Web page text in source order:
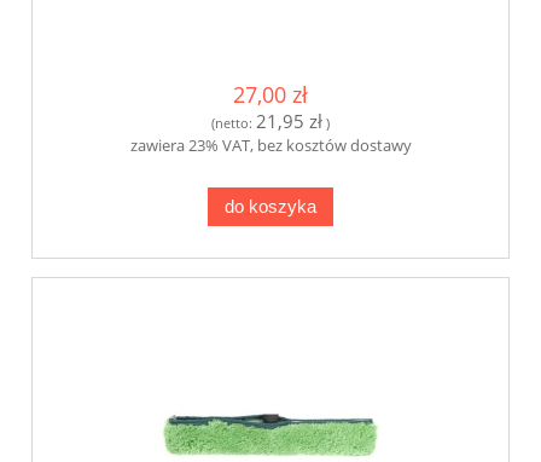
27,00 zł
(netto: 21,95 zł )
zawiera 23% VAT, bez kosztów dostawy
do koszyka